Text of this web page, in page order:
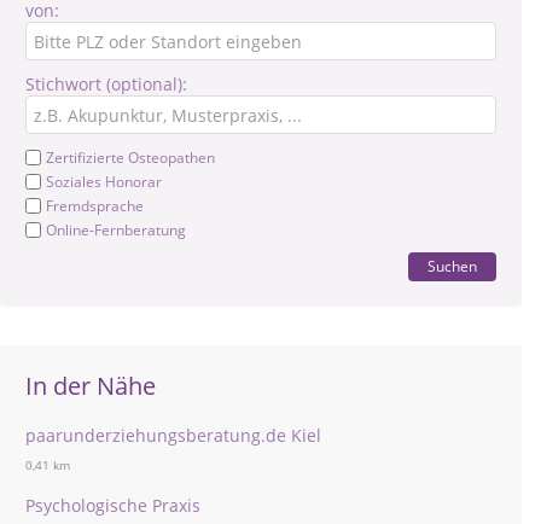
von:
Stichwort (optional):
Zertifizierte Osteopathen
Soziales Honorar
Fremdsprache
Online-Fernberatung
Suchen
In der Nähe
paarunderziehungsberatung.de Kiel
0,41 km
Psychologische Praxis